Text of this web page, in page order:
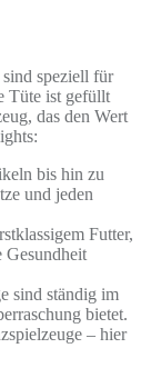
speziell für
Tüte ist gefüllt
das den Wert
bis hin zu
und jeden
Futter,
Gesundheit
sind ständig im
bietet.
– hier